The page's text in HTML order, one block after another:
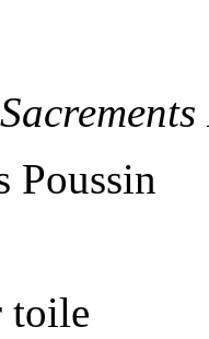
Poussin
toile